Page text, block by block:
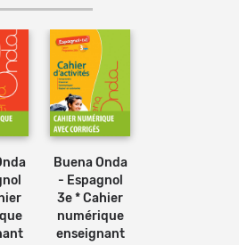
Buena Onda
- Espagnol
3e * Cahier
numérique
enseignant